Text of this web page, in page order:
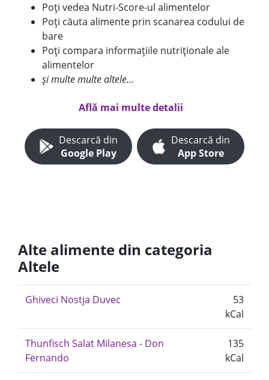
Poți vedea Nutri-Score-ul alimentelor
Poți căuta alimente prin scanarea codului de
bare
Poți compara informațiile nutriționale ale
alimentelor
și multe multe altele...
Află mai multe detalii
Descarcă din
Google Play
Descarcă din
App Store
Alte alimente din categoria
Altele
Ghiveci Nostja Duvec
53
kCal
Thunfisch Salat Milanesa - Don
Fernando
135
kCal